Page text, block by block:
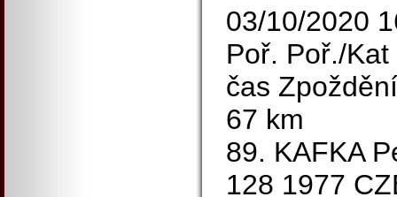
03/10/2020
Poř. Poř./
čas
67 km
89. KAFKA
128 1977